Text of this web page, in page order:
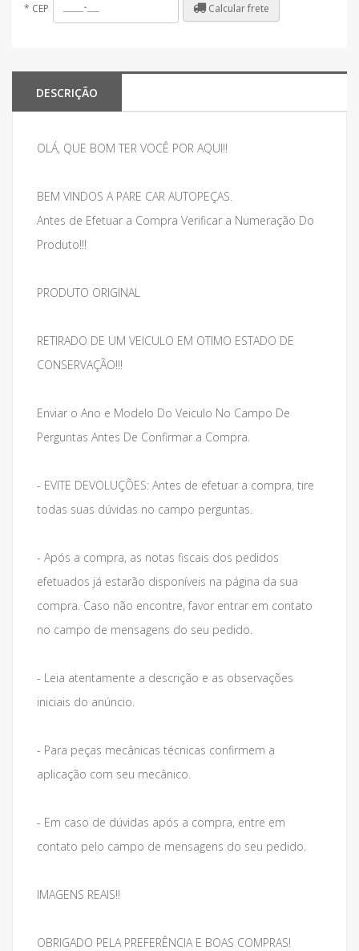
* CEP Calcular frete
DESCRIÇÃO
OLÁ, QUE BOM TER VOCÊ POR AQUI!!
BEM VINDOS A PARE CAR AUTOPEÇAS.
Antes de Efetuar a Compra Verificar a Numeração Do
Produto!!!
PRODUTO ORIGINAL
RETIRADO DE UM VEICULO EM OTIMO ESTADO DE
CONSERVAÇÃO!!!
Enviar o Ano e Modelo Do Veiculo No Campo De
Perguntas Antes De Confirmar a Compra.
- EVITE DEVOLUÇÕES: Antes de efetuar a compra, tire
todas suas dúvidas no campo perguntas.
- Após a compra, as notas fiscais dos pedidos
efetuados já estarão disponíveis na página da sua
compra. Caso não encontre, favor entrar em contato
no campo de mensagens do seu pedido.
- Leia atentamente a descrição e as observações
iniciais do anúncio.
- Para peças mecânicas técnicas confirmem a
aplicação com seu mecânico.
- Em caso de dúvidas após a compra, entre em
contato pelo campo de mensagens do seu pedido.
IMAGENS REAIS!!
OBRIGADO PELA PREFERÊNCIA E BOAS COMPRAS!